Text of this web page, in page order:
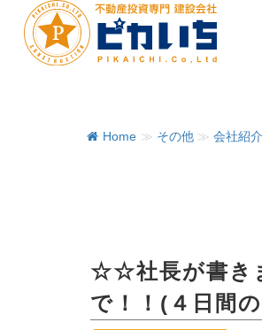
Home ≫ その他 ≫ 会社紹介
☆☆社長が書き
で！！(４日間